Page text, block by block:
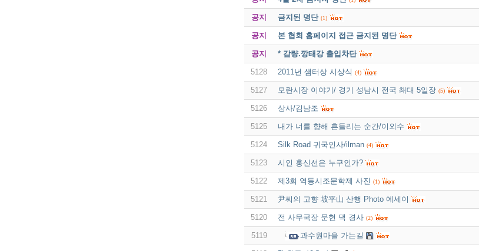
공지 금지된 명단 (1)
공지 본 협회 홈페이지 접근 금지된 명단
공지 * 감량.깡태강 출입차단
5128 2011년 샘터상 시상식 (4)
5127 모란시장 이야기/ 경기 성남시 전국 쵀대 5일장 (5)
5126 상사/김남조
5125 내가 너를 향해 흔들리는 순간/이외수
5124 Silk Road 귀국인사/ilman (4)
5123 시인 홍신선은 누구인가?
5122 제3회 역동시조문학제 사진 (1)
5121 尹씨의 고향 坡平山 산행 Photo 에세이
5120 전 사무국장 문현 댁 경사 (2)
5119 과수원마을 가는길